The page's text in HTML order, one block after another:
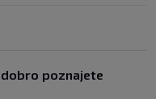
poznajete